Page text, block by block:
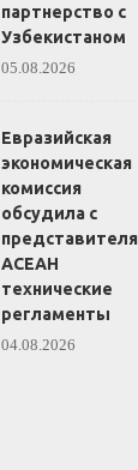
партнерство с
Узбекистаном
05.08.2026
Евразийская
экономическая
комиссия
обсудила с
АСЕАН
технические
регламенты
04.08.2026